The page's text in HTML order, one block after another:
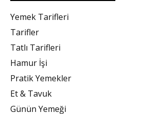
Yemek Tarifleri
Tarifler
Tatlı Tarifleri
Hamur İşi
Pratik Yemekler
Et & Tavuk
Günün Yemeği